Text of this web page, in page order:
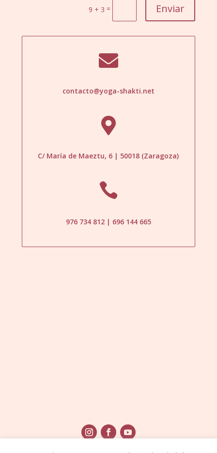
9 + 3 = Enviar

contacto@yoga-shakti.net

C/ María de Maeztu, 6 | 50018 (Zaragoza)

976 734 812 | 696 144 665